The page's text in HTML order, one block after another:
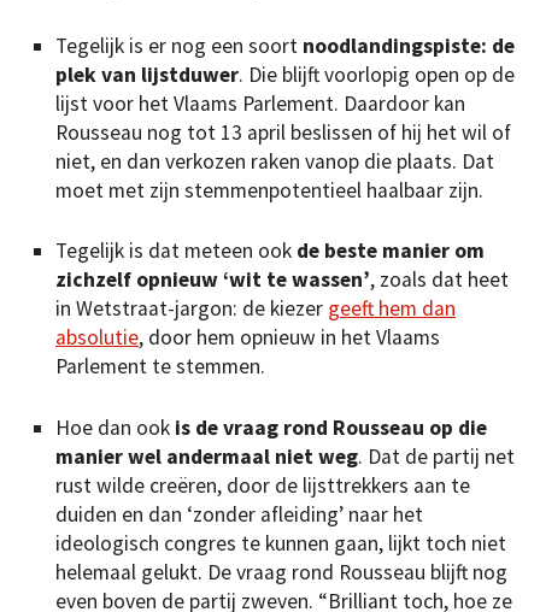
Tegelijk is er nog een soort noodlandingspiste: de
plek van lijstduwer. Die blijft voorlopig open op de
lijst voor het Vlaams Parlement. Daardoor kan
Rousseau nog tot 13 april beslissen of hij het wil of
niet, en dan verkozen raken vanop die plaats. Dat
moet met zijn stemmenpotentieel haalbaar zijn.
Tegelijk is dat meteen ook de beste manier om
zichzelf opnieuw ‘wit te wassen’, zoals dat heet
in Wetstraat-jargon: de kiezer geeft hem dan
absolutie, door hem opnieuw in het Vlaams
Parlement te stemmen.
Hoe dan ook is de vraag rond Rousseau op die
manier wel andermaal niet weg. Dat de partij net
rust wilde creëren, door de lijsttrekkers aan te
duiden en dan ‘zonder afleiding’ naar het
ideologisch congres te kunnen gaan, lijkt toch niet
helemaal gelukt. De vraag rond Rousseau blijft nog
even boven de partij zweven. “Brilliant toch, hoe ze